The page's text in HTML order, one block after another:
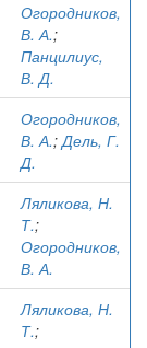
Огородников,
В. А.;
Панцилиус,
В. Д.
Огородников,
В. А.;Дель, Г.
Д.
Ляликова, Н.
Т.;
Огородников,
В. А.
Ляликова, Н.
Т.;